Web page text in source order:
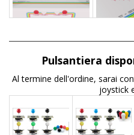
Pulsantiera
Al termine dell'ordine, sarai
joystick